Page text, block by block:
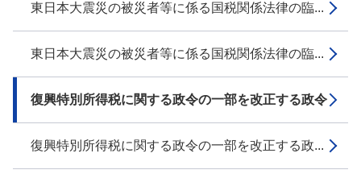
東日本大震災の被災者等に係る国税関係法律の臨...
東日本大震災の被災者等に係る国税関係法律の臨...
復興特別所得税に関する政令の一部を改正する政令
復興特別所得税に関する政令の一部を改正する政...